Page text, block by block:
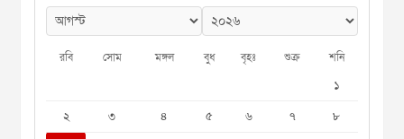
রবি সোম মঙ্গল বুধ বৃহঃ শুক্র শনি
১
২
৩ ৪ ৫ ৬ ৭ ৮